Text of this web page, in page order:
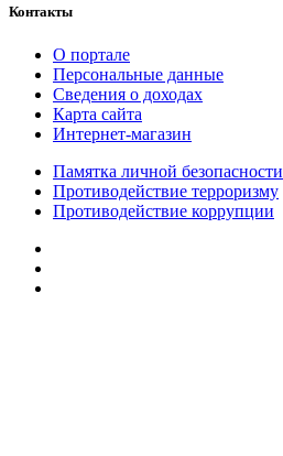
Контакты
О портале
Персональные данные
Сведения о доходах
Карта сайта
Интернет-магазин
Памятка личной безопасности
Противодействие терроризму
Противодействие коррупции